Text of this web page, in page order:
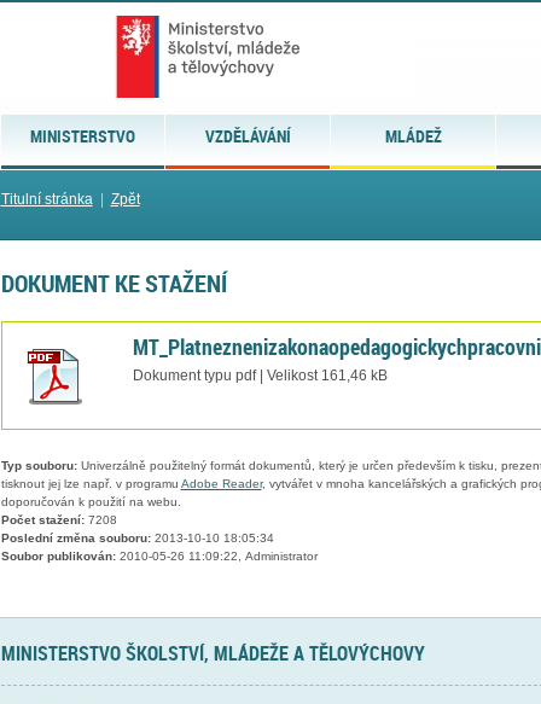
MINISTERSTVO VZDĚLÁVÁNÍ MLÁDEŽ
Titulní stránka| Zpět
DOKUMENT KE STAŽENÍ
Dokument typu pdf | Velikost 161,46 kB
Typ souboru:Univerzálně použitelný formát dokumentů, který je určen především k tisku,
tisknout jej lze např. v programu Adobe Reader, vytvářet v mnoha kancelářských a grafických
doporučován k použití na webu.
Počet stažení:7208
Poslední změna souboru:2013-10-10 18:05:34
Soubor publikován:2010-05-26 11:09:22, Administrator
MINISTERSTVO ŠKOLSTVÍ, MLÁDEŽE A TĚLOVÝCHOVY